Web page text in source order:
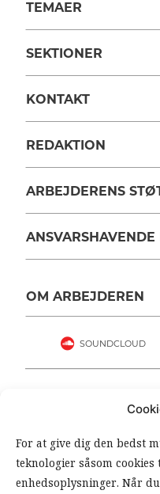
For at give dig den bedst
teknologier såsom
enhedsoplysninger. Når
TEMAER
SEKTIONER
KONTAKT
REDAKTION
ARBEJDERENS
OM ARBEJDEREN
SOUNDCLOUD